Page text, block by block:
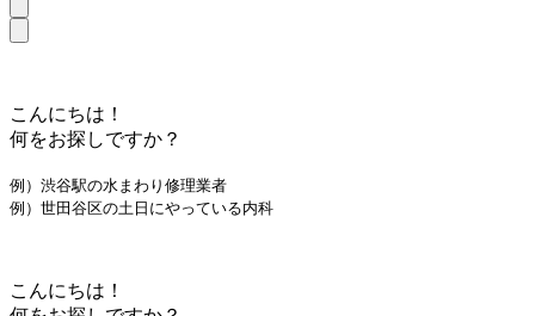
こんにちは！
何をお探しですか？
例）渋谷駅の水まわり修理業者
例）世田谷区の土日にやっている内科
こんにちは！